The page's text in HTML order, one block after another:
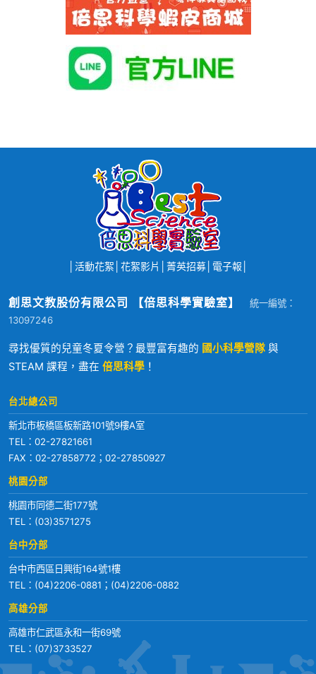
活動花絮 花絮影片 菁英招募│ 電子報
創思文教股份有限公司 【倍思科學實驗室】
統一編號：
13097246
尋找優質的兒童冬夏令營？最豐富有趣的 國小科學營隊 與
STEAM 課程，盡在 倍思科學 ！
台北總公司
新北市板橋區板新路101號9樓A室
TEL： 02-27821661
FAX：02-27858772；02-27850927
桃園分部
桃園市同德二街177號
TEL： (03)3571275
台中分部
台中市西區日興街164號1樓
TEL： (04)2206-0881 ； (04)2206-0882
高雄分部
高雄市仁武區永和一街69號
TEL： (07)3733527